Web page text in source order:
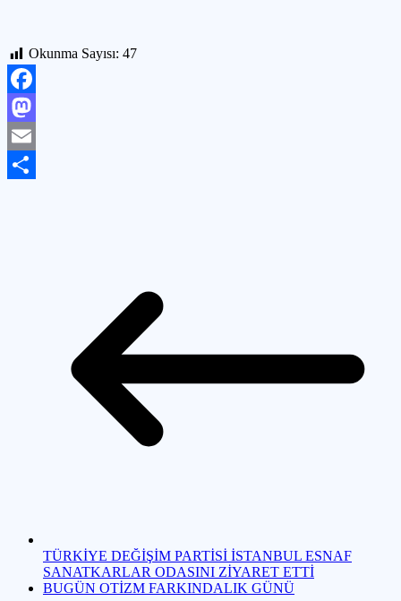
Okunma Sayısı: 47
Facebook
Mastodon
Email
TÜRKİYE DEĞİŞİM PARTİSİ İSTANBUL ESNAF
SANATKARLAR ODASINI ZİYARET ETTİ
BUGÜN OTİZM FARKINDALIK GÜNÜ